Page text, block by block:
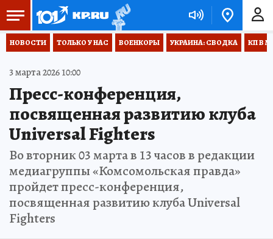
НОВОСТИ ТОЛЬКО У НАС ВОЕНКОРЫ УКРАИНА: СВОДКА КП В
3 марта 2026 10:00
Пресс-конференция,
посвященная развитию клуба
Universal Fighters
Во вторник 03 марта в 13 часов в редакции
медиагруппы «Комсомольская правда»
пройдет пресс-конференция,
посвященная развитию клуба Universal
Fighters